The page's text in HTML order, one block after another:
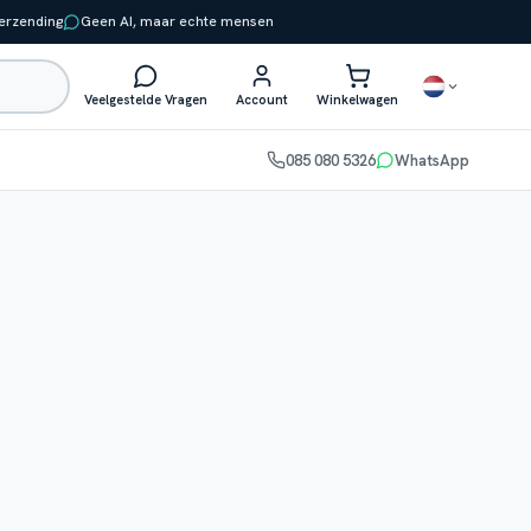
Geen AI, maar echte mensen
Veelgestelde Vragen Account Winkelwagen
085 080 5326 WhatsApp